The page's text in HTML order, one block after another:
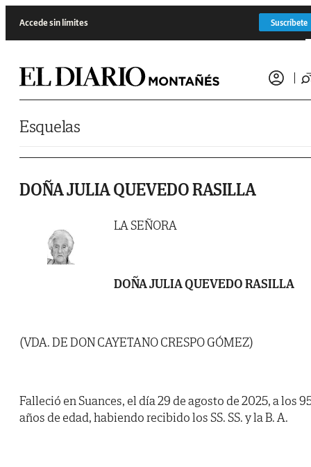
Accede sin límites Suscríbete
Esquelas
DOÑA JULIA QUEVEDO RASILLA
LA SEÑORA
DOÑA JULIA QUEVEDO RASILLA
(VDA. DE DON CAYETANO CRESPO GÓMEZ)
Falleció en Suances, el día 29 de agosto de 2025, a los
años de edad, habiendo recibido los SS. SS. y la B. A.